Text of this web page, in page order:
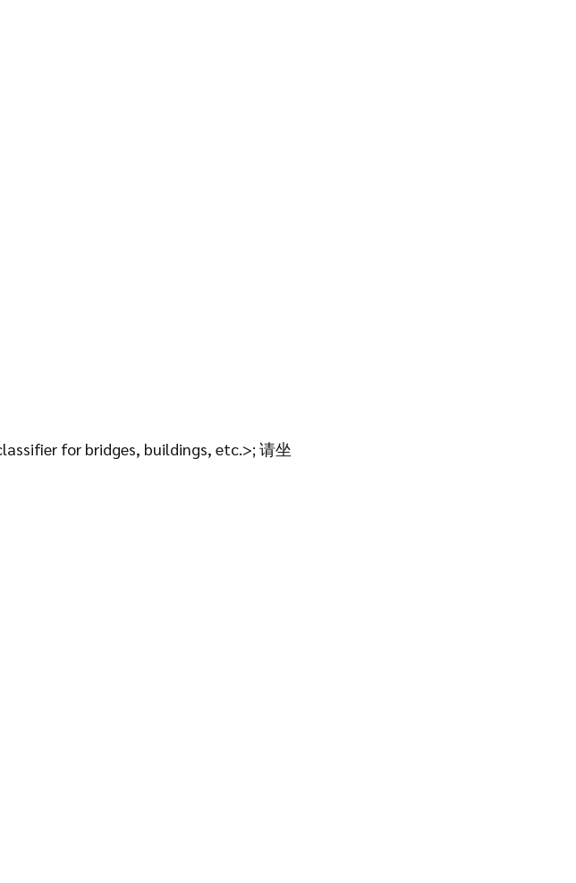
for bridges, buildings, etc.>; 请坐